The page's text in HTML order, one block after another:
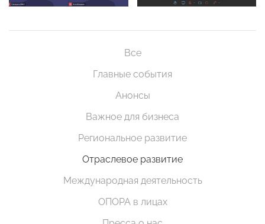
Все
Главные события
Анонсы
Важное для бизнеса
Региональное развитие
Отраслевое развитие
Международная деятельность
ОПОРА в лицах